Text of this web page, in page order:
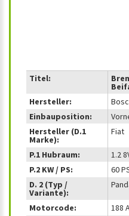
Titel:
Hersteller:
Einbauposition:
Hersteller (D.1
Marke):
Fiat
P.1 Hubraum:
1.2
P.2 KW / PS:
60
D. 2 (Typ /
Variante):
Motorcode:
188